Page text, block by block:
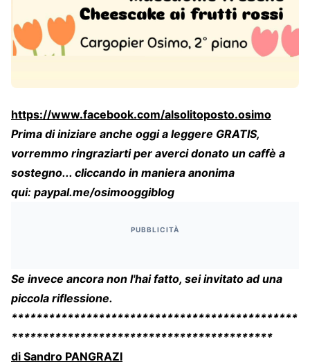
https://www.facebook.com/alsolitoposto.osimo
Prima di iniziare anche oggi a leggere GRATIS,
vorremmo ringraziarti per averci donato un caffè a
sostegno... cliccando in maniera anonima
qui: paypal.me/osimooggiblog
PUBBLICITÀ
Se invece ancora non l'hai fatto, sei invitato ad una
piccola riflessione.
**********************************************
******************************************
di Sandro PANGRAZI